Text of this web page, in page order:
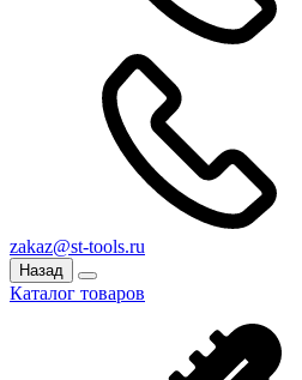
zakaz@st-tools.ru
Назад
Каталог товаров